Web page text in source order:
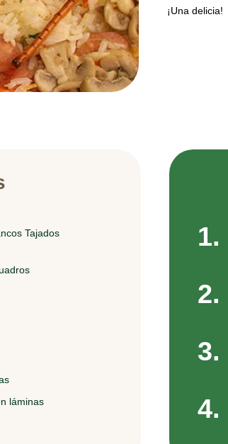
¡Una delicia!
Tajados
láminas
1.
2.
3.
4.